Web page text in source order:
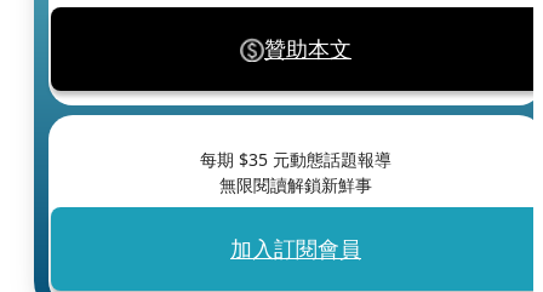
贊助本文
每期 $35 元動態話題報導
無限閱讀解鎖新鮮事
加入訂閱會員